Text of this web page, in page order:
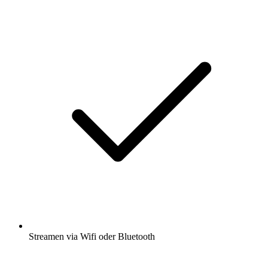
Streamen via Wifi oder Bluetooth